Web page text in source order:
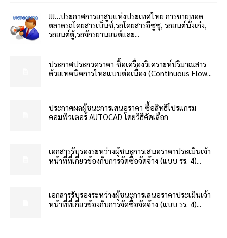
!!!…ประกาศการยาสูบแห่งประเทศไทย การขายทอด
ตลาดรถโดยสารเบ็นซ์,รถโดยสารอีซูซุ, รถยนต์นั่งเก๋ง,
รถยนต์ตู้,รถจักรยานยนต์และ...
ประกาศประกวดราคา ซื้อเครื่องวิเคราะห์ปริมาณสาร
ด้วยเทคนิคการไหลแบบต่อเนื่อง (Continuous Flow...
ประกาศผลผู้ชนะการเสนอราคา ซื้อสิทธิโปรแกรม
คอมพิวเตอร์ AUTOCAD โดยวิธีคัดเลือก
เอกสารรับรองระหว่างผู้ชนะการเสนอราคาประเมินเจ้า
หน้าที่ที่เกี่ยวข้องกับการจัดซื้อจัดจ้าง (แบบ รร. 4)...
เอกสารรับรองระหว่างผู้ชนะการเสนอราคาประเมินเจ้า
หน้าที่ที่เกี่ยวข้องกับการจัดซื้อจัดจ้าง (แบบ รร. 4)...